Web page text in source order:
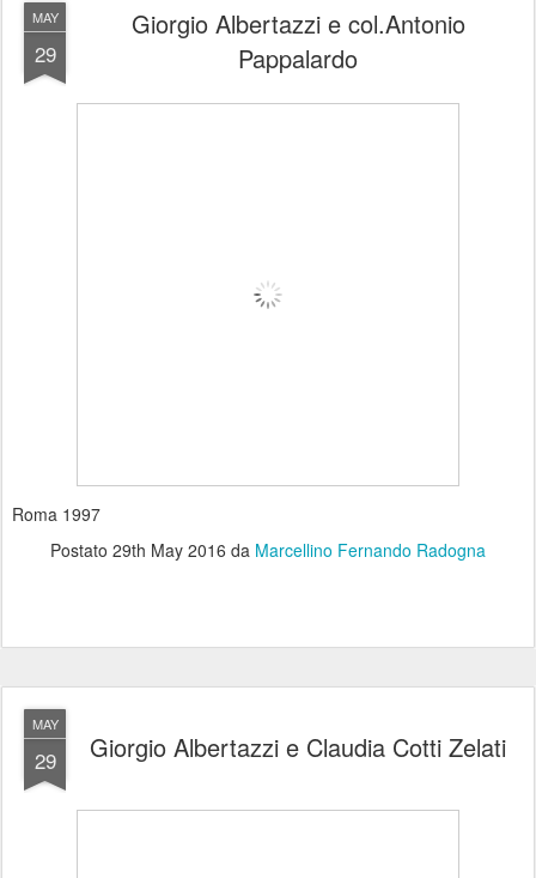
MAY
29
Giorgio Albertazzi e col.Antonio
Pappalardo
Roma 1997
Postato 29th May 2016 da Marcellino Fernando Radogna
MAY
29 Giorgio Albertazzi e Claudia Cotti Zelati